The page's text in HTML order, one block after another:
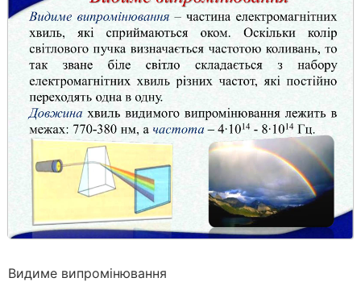
Видиме випромінювання